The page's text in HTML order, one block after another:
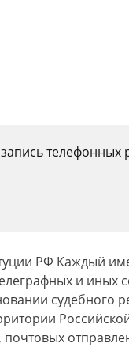
телефонных
РФ Каждый
и иных
судебного